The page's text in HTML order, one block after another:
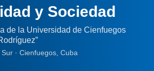
y Sociedad
de la Universidad de Cienfuegos
· Cienfuegos, Cuba